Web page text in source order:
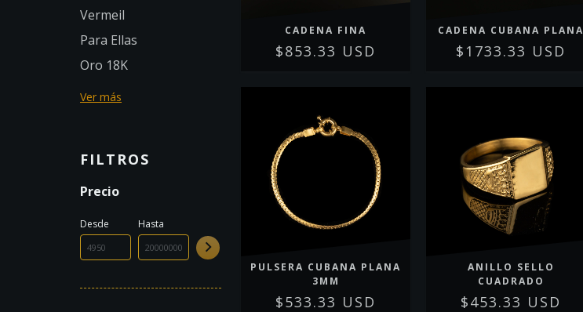
Vermeil
Para Ellas
Oro 18K
Ver más
FILTROS
Precio
Desde Hasta
CADENA FINA
$853.33 USD
CADENA CUBANA PLANA
$1733.33 USD
PULSERA CUBANA PLANA
3MM
$533.33 USD
ANILLO SELLO
CUADRADO
$453.33 USD